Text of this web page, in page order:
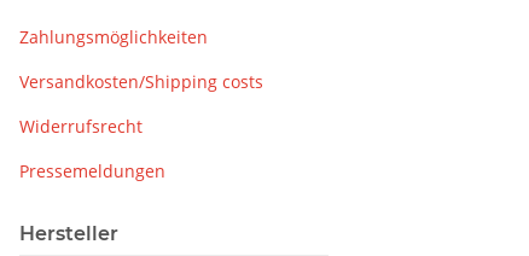
Zahlungsmöglichkeiten
Versandkosten/Shipping costs
Widerrufsrecht
Pressemeldungen
Hersteller